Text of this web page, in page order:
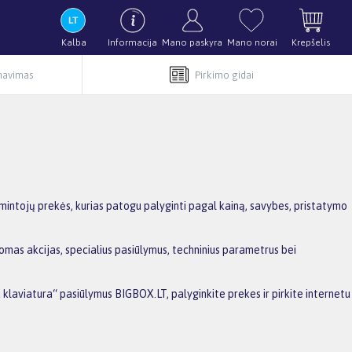
Kalba Informacija Mano paskyra Mano norai Krepšelis
Pirkimo gidai
prekės, kurias patogu palyginti pagal kainą, savybes, pristatymo
akcijas, specialius pasiūlymus, techninius parametrus bei
pasiūlymus BIGBOX.LT, palyginkite prekes ir pirkite internetu